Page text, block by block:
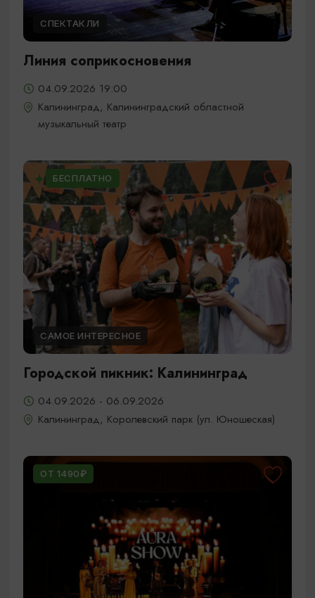
СПЕКТАКЛИ
Линия соприкосновения
04.09.2026 19:00
Калининград, Калининградский областной
музыкальный театр
БЕСПЛАТНО
САМОЕ ИНТЕРЕСНОЕ
Городской пикник: Калининград
04.09.2026 - 06.09.2026
Калининград, Королевский парк (ул. Юношеская)
ОТ 1490₽